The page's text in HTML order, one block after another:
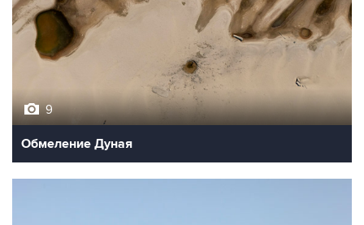
9
Обмеление Дуная